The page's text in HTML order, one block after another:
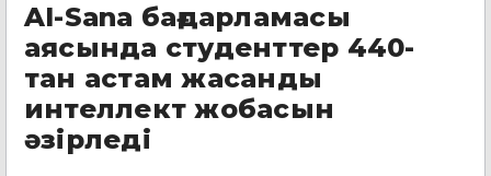
AI-Sana бағдарламасы
аясында студенттер 440-
тан астам жасанды
интеллект жобасын
әзірледі